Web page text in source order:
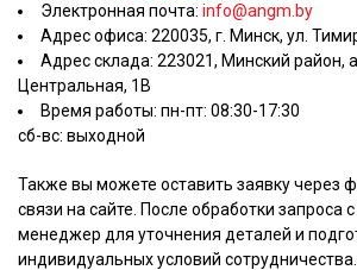
Электронная почта: info@angm.by
Адрес офиса: 220035, г. Минск, ул.
Адрес склада: 223021, Минский район,
Центральная, 1В
Время работы: пн-пт: 08:30-17:30
сб-вс: выходной
Также вы можете оставить заявку через
связи на сайте. После обработки запроса
менеджер для уточнения деталей и
индивидуальных условий сотрудничества.